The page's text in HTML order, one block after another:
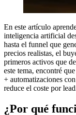
En este artículo
inteligencia artificial
hasta el funnel que
precios realistas, el
primeros activos que
este tema, encontré
+ automatizaciones
reduce el coste por
¿Por qué